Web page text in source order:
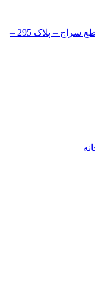
تهران – میدان رسالت – خیابان فرجام – تقاطع سراج – پلاک 295 –